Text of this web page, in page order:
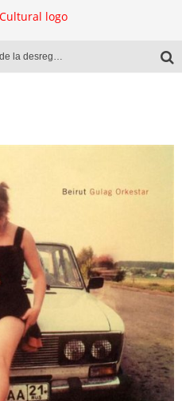
El libro en la mira de la desregulación
Acapulco